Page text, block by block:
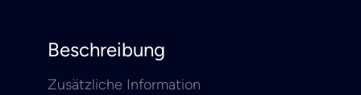
Beschreibung
Zusätzliche Information